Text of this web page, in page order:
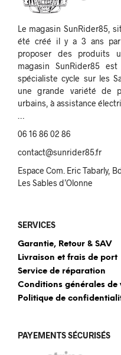
Le magasin SunRider85,
été créé il y a 3 ans
proposer des produits
magasin SunRider85
spécialiste cycle sur les
une grande variété de
urbains, à assistance
06 16 86 02 86
contact@sunrider85.fr
Espace Com. Eric Tabarly,
Les Sables d’Olonne
SERVICES
Garantie, Retour & SAV
Livraison et frais de port
Service de réparation
Conditions générales de
Politique de
PAYEMENTS SÉCURISÉS